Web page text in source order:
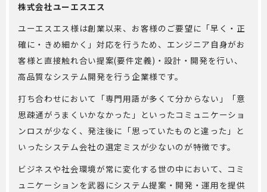
株式会社ユーエスエス
ユーエスエス様は創業以来、お客様のご要望に「早く・正
確に・きめ細かく」対応を行うため、エンジニア自身がお
客様と直接触れ合い提案(要件定義)・設計・開発を行い、
高品質なシステム開発を行う企業様です。
打ち合わせにおいて「専門用語が多くて分からない」「意
思疎通がうまくいかなかった」といったコミュニケーショ
ンロスが少なく、発注後に「思っていたものと違った」と
いったシステム会社の選定ミスが少ないのが特徴です。
ビジネスや社会環境が常に変化する世の中において、コミ
ュニケーションを武器にシステム提案・開発・運用を提供